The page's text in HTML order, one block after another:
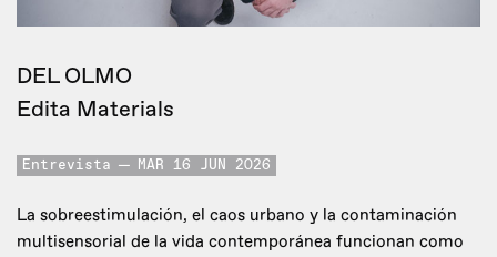
DEL OLMO
Edita Materials
Entrevista MAR 16 JUN 2026
La sobreestimulación, el caos urbano y la contaminación
multisensorial de la vida contemporánea funcionan como